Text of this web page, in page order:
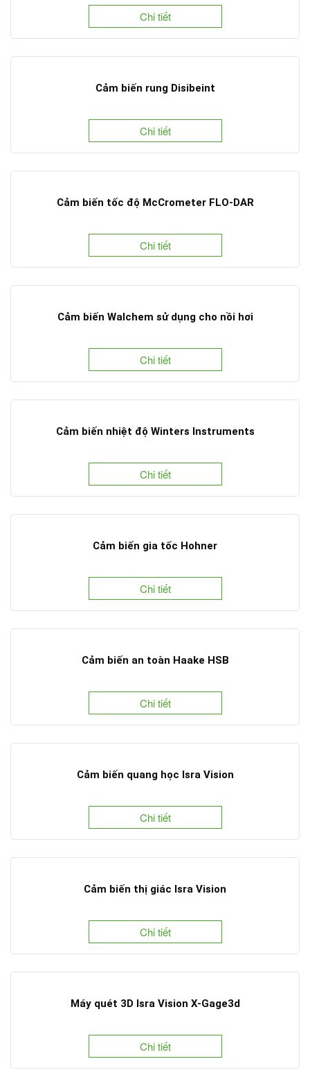
Chi tiết
Cảm biến rung Disibeint
Chi tiết
Cảm biến tốc độ McCrometer FLO-DAR
Chi tiết
Cảm biến Walchem sử dụng cho nồi hơi
Chi tiết
Cảm biến nhiệt độ Winters Instruments
Chi tiết
Cảm biến gia tốc Hohner
Chi tiết
Cảm biến an toàn Haake HSB
Chi tiết
Cảm biến quang học Isra Vision
Chi tiết
Cảm biến thị giác Isra Vision
Chi tiết
Máy quét 3D Isra Vision X-Gage3d
Chi tiết